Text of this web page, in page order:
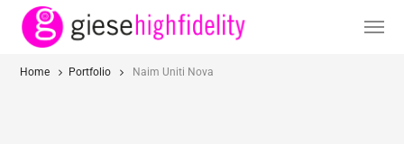
Home Portfolio Naim Uniti Nova